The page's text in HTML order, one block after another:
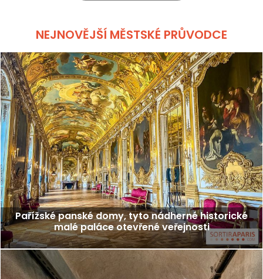
NEJNOVĚJŠÍ MĚSTSKÉ PRŮVODCE
Pařížské panské domy, tyto nádherné historické
malé paláce otevřené veřejnosti